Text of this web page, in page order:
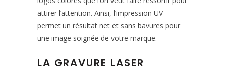
attirer l’attention. Ainsi, l’impression UV
permet un résultat net et sans bavures pour
une image soignée de votre marque.
LA GRAVURE LASER